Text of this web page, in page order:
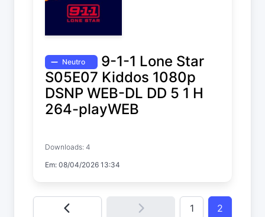
Neutro
9-1-1 Lone Star
S05E07 Kiddos 1080p
DSNP WEB-DL DD 5 1 H
264-playWEB
Temp. 5 EP. 7
Downloads: 4
Em: 08/04/2026 13:34
1 2